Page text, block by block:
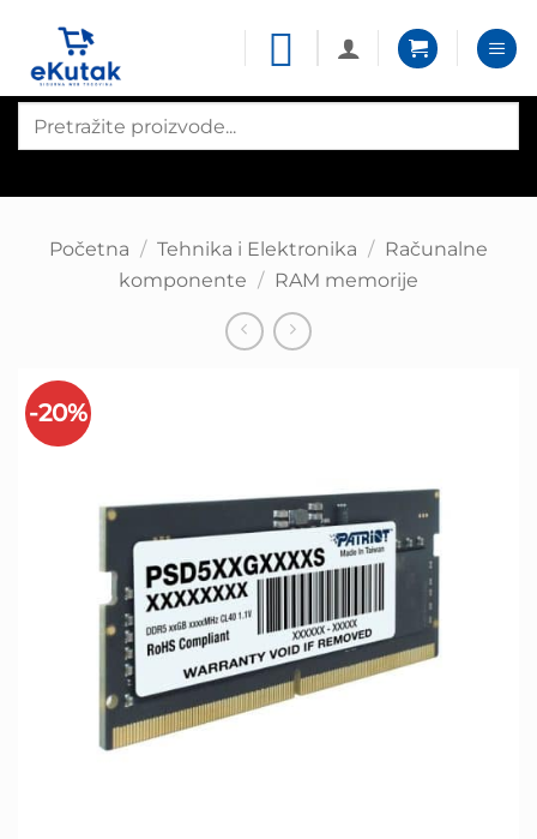
content
search
Početna / Tehnika i Elektronika / Računalne
komponente / RAM memorije
-20%